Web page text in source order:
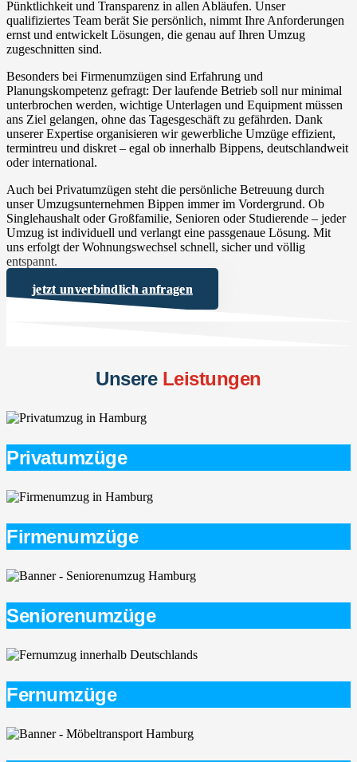
Pünktlichkeit und Transparenz in allen Abläufen. Unser
qualifiziertes Team berät Sie persönlich, nimmt Ihre Anforderungen
ernst und entwickelt Lösungen, die genau auf Ihren Umzug
zugeschnitten sind.
Besonders bei Firmenumzügen sind Erfahrung und
Planungskompetenz gefragt: Der laufende Betrieb soll nur minimal
unterbrochen werden, wichtige Unterlagen und Equipment müssen
ans Ziel gelangen, ohne das Tagesgeschäft zu gefährden. Dank
unserer Expertise organisieren wir gewerbliche Umzüge effizient,
termintreu und diskret – egal ob innerhalb Bippens, deutschlandweit
oder international.
Auch bei Privatumzügen steht die persönliche Betreuung durch
unser Umzugsunternehmen Bippen immer im Vordergrund. Ob
Singlehaushalt oder Großfamilie, Senioren oder Studierende – jeder
Umzug ist individuell und verlangt eine passgenaue Lösung. Mit
uns erfolgt der Wohnungswechsel schnell, sicher und völlig
entspannt.
jetzt unverbindlich anfragen
UnsereLeistungen
Privatumzüge
Firmenumzüge
Seniorenumzüge
Fernumzüge